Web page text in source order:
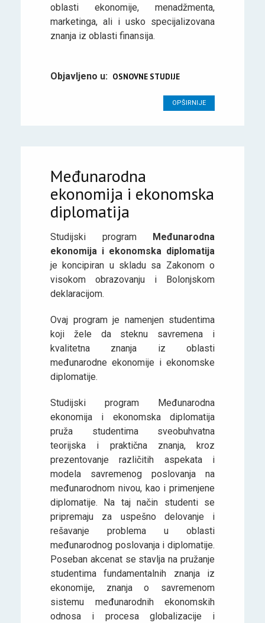
oblasti ekonomije, menadžmenta,
marketinga, ali i usko specijalizovana
znanja iz oblasti finansija.
Objavljeno u: OSNOVNE STUDIJE
OPŠIRNIJE
Međunarodna
ekonomija i ekonomska
diplomatija
Studijski program
Međunarodna
ekonomija i ekonomska diplomatija
je koncipiran u skladu sa Zakonom o
visokom obrazovanju i Bolonjskom
deklaracijom.
Ovaj program je namenjen studentima
koji žele da steknu savremena i
kvalitetna znanja iz oblasti
međunarodne ekonomije i ekonomske
diplomatije.
Studijski program Međunarodna
ekonomija i ekonomska diplomatija
pruža studentima sveobuhvatna
teorijska i praktična znanja, kroz
prezentovanje različitih aspekata i
modela savremenog poslovanja na
međunarodnom nivou, kao i primenjene
diplomatije. Na taj način studenti se
pripremaju za uspešno delovanje i
rešavanje problema u oblasti
međunarodnog poslovanja i diplomatije.
Poseban akcenat se stavlja na pružanje
studentima fundamentalnih znanja iz
ekonomije, znanja o savremenom
sistemu međunarodnih ekonomskih
odnosa i procesa globalizacije i